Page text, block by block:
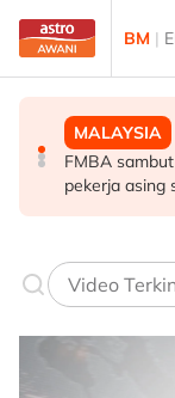
Skip to main content
BM |
MALAYSIA
FMBA
pekerja asing
POLITIK
'Siapa akan
lihat'- Zahid
MALAYSIA
Operasi tren
pemulihan
Video